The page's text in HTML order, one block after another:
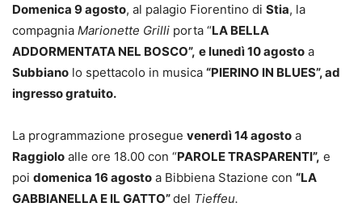
Domenica 9 agosto, al palagio Fiorentino di Stia, la
compagnia Marionette Grilli porta “LA BELLA
ADDORMENTATA NEL BOSCO”, e lunedì 10 agosto a
Subbiano lo spettacolo in musica “PIERINO IN BLUES”, ad
ingresso gratuito.
La programmazione prosegue venerdì 14 agosto a
Raggiolo alle ore 18.00 con “PAROLE TRASPARENTI”, e
poi domenica 16 agosto a Bibbiena Stazione con “LA
GABBIANELLA E IL GATTO”del Tieffeu.